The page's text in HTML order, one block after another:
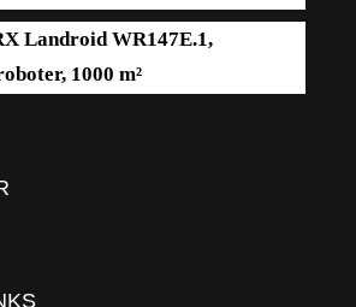
| 20-60 mm Schnitthöhe |
& BT | App gesteuert | 35%
9 Messer, 130m Kabel &
Landroid WR147E.1,
1000 m²